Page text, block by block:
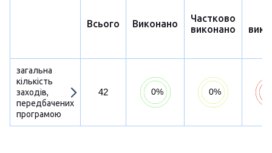
Всього Виконано
Частково
виконано
загальна
кількість
заходів,
передбачених
програмою
42